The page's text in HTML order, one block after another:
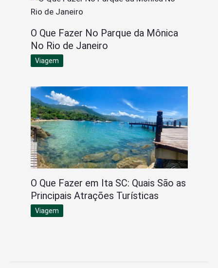
O Que Fazer No Parque da Mônica
No Rio de Janeiro
Viagem
O Que Fazer em Ita SC: Quais São as
Principais Atrações Turísticas
Viagem